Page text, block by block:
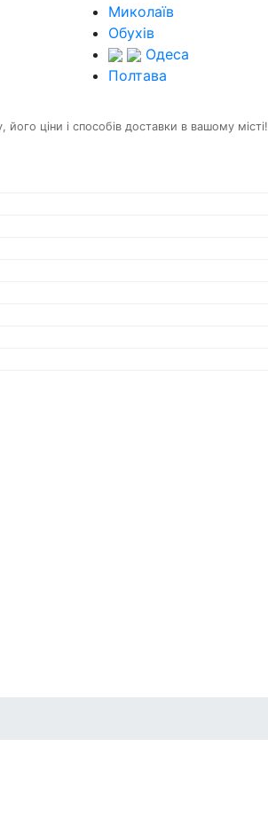
Миколаїв
Обухів
Одеса
Полтава
ціни і способів доставки в вашому місті!